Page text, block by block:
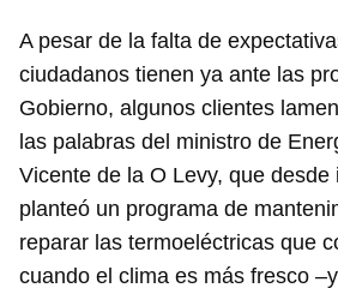
A pesar de la falta de
ciudadanos tienen ya ante las
Gobierno, algunos clientes
las palabras del ministro de
Vicente de la O Levy, que desde
planteó un programa de
reparar las termoeléctricas que
cuando el clima es más fresco